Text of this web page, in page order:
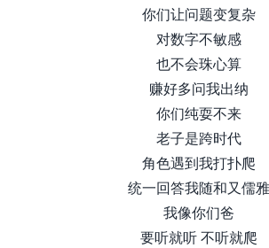
你们让问题变复杂
对数字不敏感
也不会珠心算
赚好多问我出纳
你们纯耍不来
老子是跨时代
角色遇到我打扑爬
统一回答我随和又儒雅
我像你们爸
要听就听 不听就爬